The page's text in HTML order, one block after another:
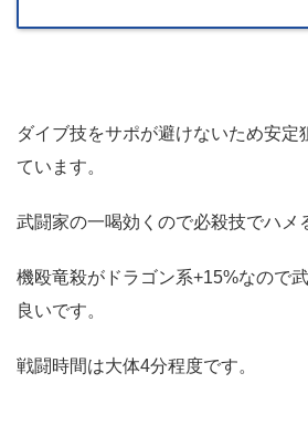
ダイブ技をサポが避けないため安定
ています。
武闘家の一喝効くので必殺技でハメ
機殴竜殺がドラゴン系+15%なので
良いです。
戦闘時間は大体4分程度です。